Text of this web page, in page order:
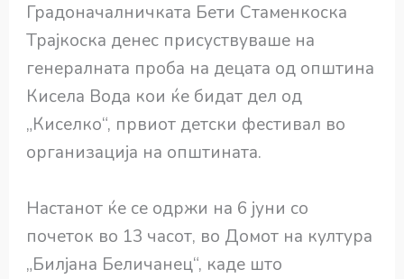
Градоначалничката Бети Стаменкоска
Трајкоска денес присуствуваше на
генералната проба на децата од општина
Кисела Вода кои ќе бидат дел од
„Киселко“, првиот детски фестивал во
организација на општината.
Настанот ќе се одржи на 6 јуни со
почеток во 13 часот, во Домот на култура
„Билјана Беличанец“, каде што